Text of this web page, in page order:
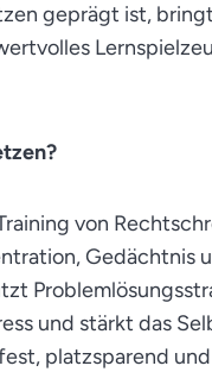
geprägt ist,
von
Gedächtnis
und stärkt das
platzsparend